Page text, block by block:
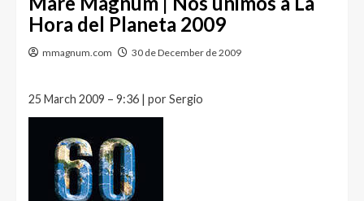
Hora del Planeta 2009
mmagnum.com 30 de December de 2009
25 March 2009 – 9:36 | por Sergio